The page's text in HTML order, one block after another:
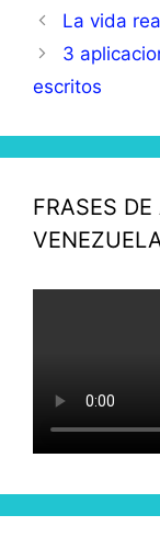
La vida
3
escritos
FRASES